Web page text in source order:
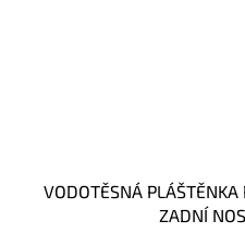
VODOTĚSNÁ
ZADNÍ